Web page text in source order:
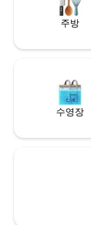
주방
수영장